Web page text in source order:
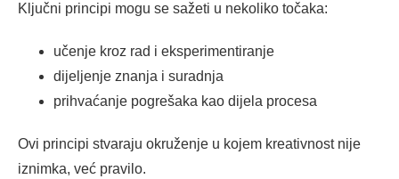
Ključni principi mogu se sažeti u nekoliko točaka:
učenje kroz rad i eksperimentiranje
dijeljenje znanja i suradnja
prihvaćanje pogrešaka kao dijela procesa
Ovi principi stvaraju okruženje u kojem kreativnost nije
iznimka, već pravilo.